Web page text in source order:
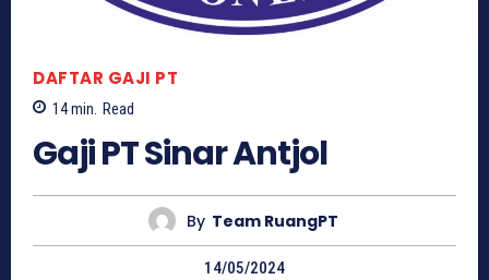
DAFTAR GAJI PT
14min. Read
Gaji PT Sinar Antjol
By Team RuangPT
14/05/2024